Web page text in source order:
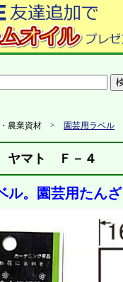
農業資材 > 園芸用ラベル
ヤマト Ｆ－４
。園芸用たんざ